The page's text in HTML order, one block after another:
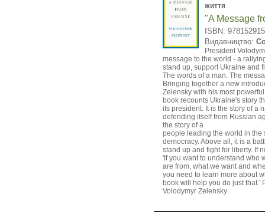
життя
"A Message
ISBN:
Видавництво:
President
message to the world - a
stand up, support Ukraine and
The words of a man. The
Bringing together a new
Zelensky with his most
book recounts Ukraine's story
its president. It is the story of a
defending itself from Russian
the story of a
people leading the world in the
democracy. Above all, it is a
stand up and fight for liberty. If
'If you want to understand who
are from, what we want and
you need to learn more about
book will help you do just that.'
Volodymyr Zelensky